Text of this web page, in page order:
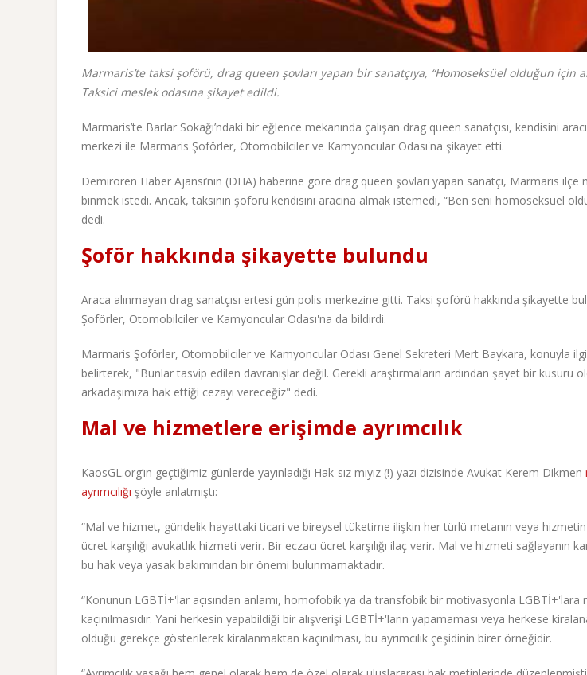
Marmaris’te taksi şoförü, drag queen şovları yapan bir sanatçıya, “Homoseksüel olduğun için
Taksici meslek odasına şikayet edildi.
Marmaris’te Barlar Sokağı’ndaki bir eğlence mekanında çalışan drag queen sanatçısı, kendisini
merkezi ile Marmaris Şoförler, Otomobilciler ve Kamyoncular Odası'na şikayet etti.
Demirören Haber Ajansı’nın (DHA) haberine göre drag queen şovları yapan sanatçı, Marmaris
binmek istedi. Ancak, taksinin şoförü kendisini aracına almak istemedi, “Ben seni homoseksüel
dedi.
Şoför hakkında şikayette bulundu
Araca alınmayan drag sanatçısı ertesi gün polis merkezine gitti. Taksi şoförü hakkında şikayette
Şoförler, Otomobilciler ve Kamyoncular Odası'na da bildirdi.
Marmaris Şoförler, Otomobilciler ve Kamyoncular Odası Genel Sekreteri Mert Baykara, konuyla
belirterek, "Bunlar tasvip edilen davranışlar değil. Gerekli araştırmaların ardından şayet bir kusuru
arkadaşımıza hak ettiği cezayı vereceğiz" dedi.
Mal ve hizmetlere erişimde ayrımcılık
KaosGL.org’ın geçtiğimiz günlerde yayınladığı Hak-sız mıyız (!) yazı dizisinde Avukat Kerem Dikmen
ayrımcılığı şöyle anlatmıştı:
“Mal ve hizmet, gündelik hayattaki ticari ve bireysel tüketime ilişkin her türlü metanın veya hizmetin
ücret karşılığı avukatlık hizmeti verir. Bir eczacı ücret karşılığı ilaç verir. Mal ve hizmeti sağlayanın
bu hak veya yasak bakımından bir önemi bulunmamaktadır.
“Konunun LGBTİ+'lar açısından anlamı, homofobik ya da transfobik bir motivasyonla
kaçınılmasıdır. Yani herkesin yapabildiği bir alışverişi LGBTİ+'ların yapamaması veya herkese
olduğu gerekçe gösterilerek kiralanmaktan kaçınılması, bu ayrımcılık çeşidinin birer örneğidir.